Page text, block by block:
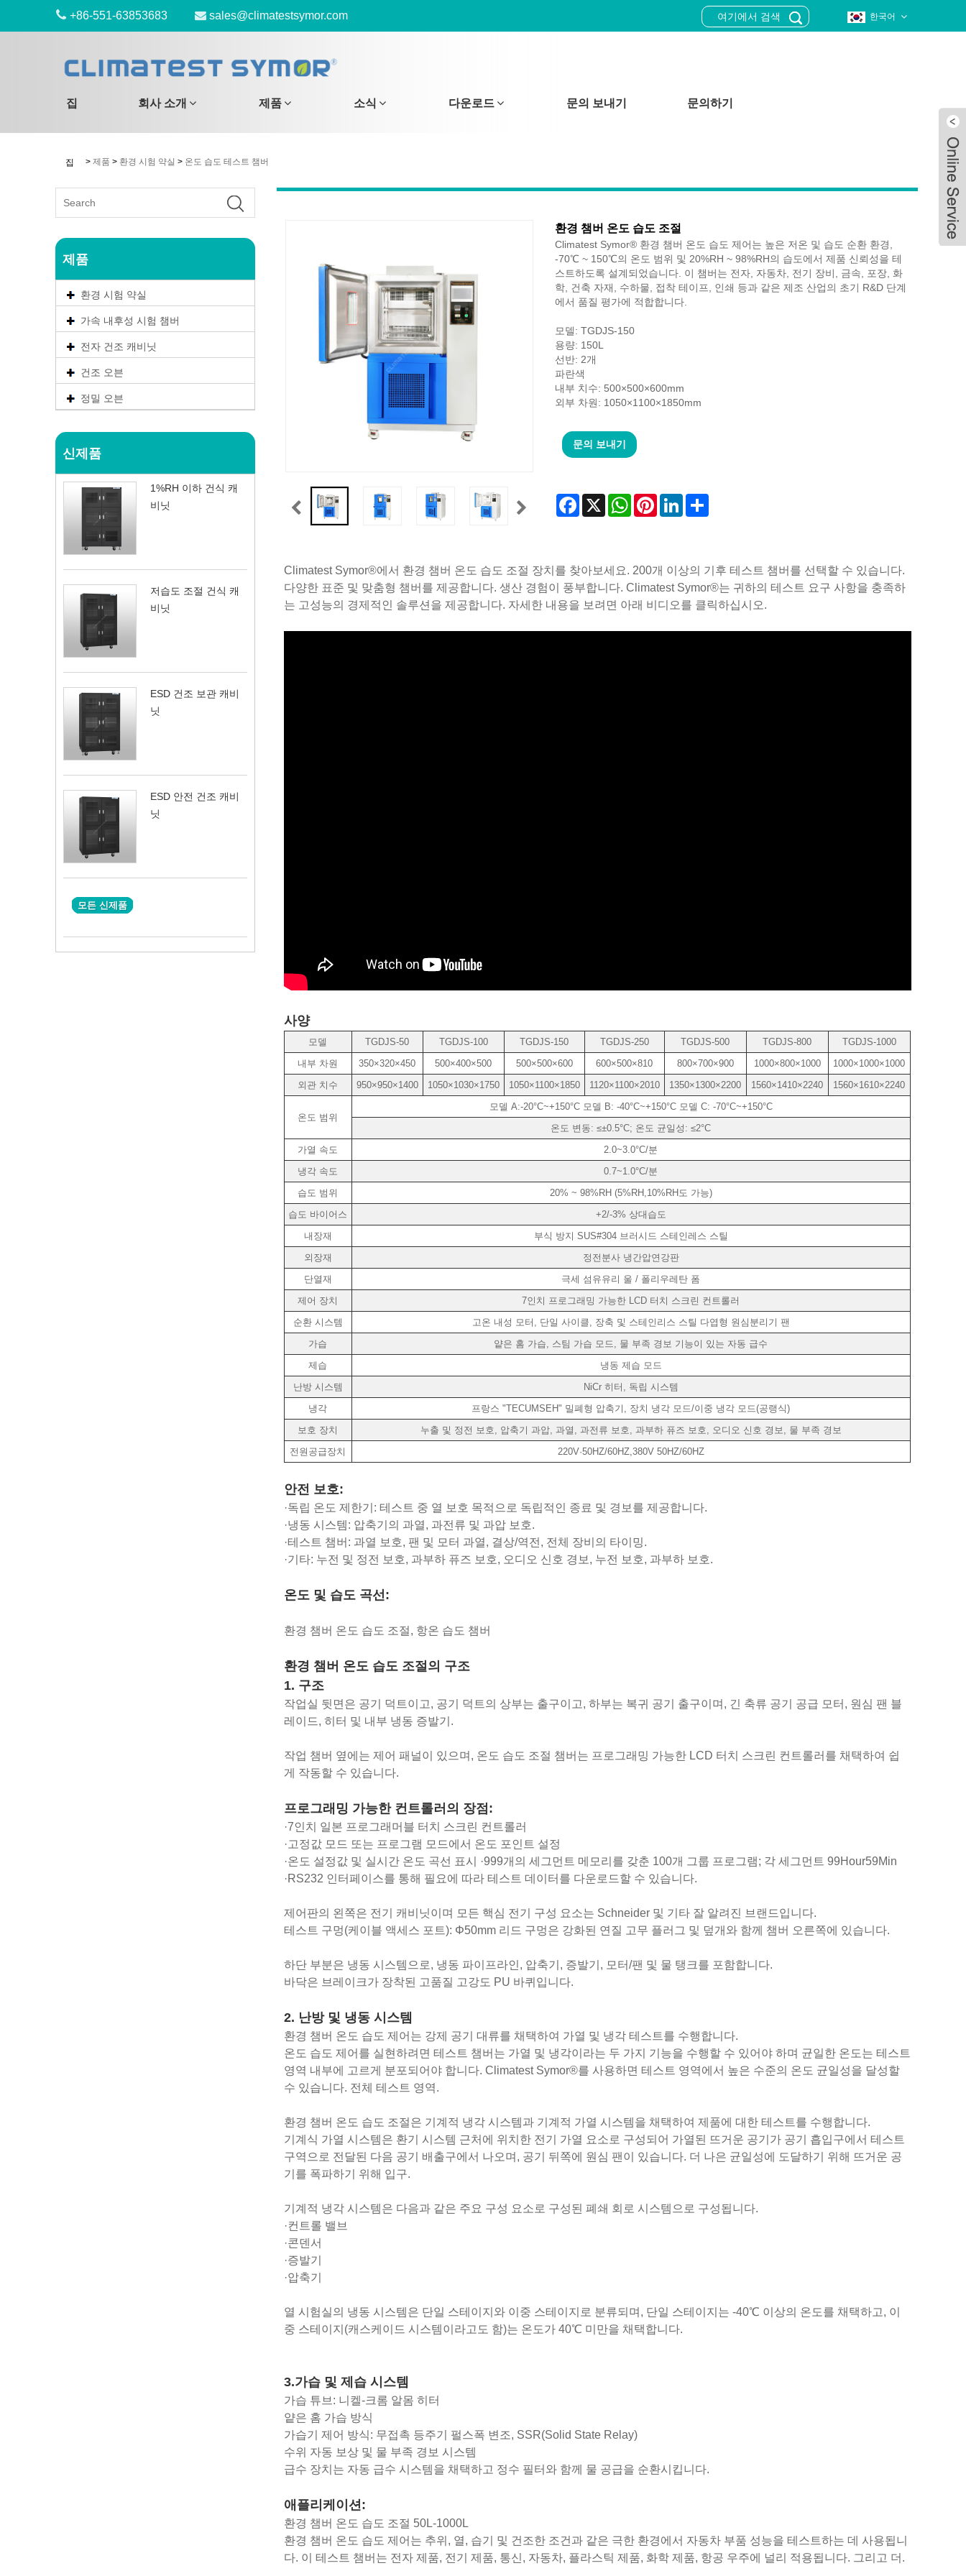
+86-551-63853683 sales@climatestsymor.com 한국어
집 회사 소개 제품 소식 다운로드 문의 보내기 문의하기
집 > 제품 > 환경 시험 약실 > 온도 습도 테스트 챔버
제품
환경 시험 약실
가속 내후성 시험 챔버
전자 건조 캐비닛
건조 오븐
정밀 오븐
신제품
1%RH 이하 건식 캐
비닛
저습도 조절 건식 캐
비닛
ESD 건조 보관 캐비
닛
ESD 안전 건조 캐비
닛
모든 신제품
환경 챔버 온도 습도 조절
Climatest Symor® 환경 챔버 온도 습도 제어는 높은 저온 및 습도 순환 환경,
-70℃ ~ 150℃의 온도 범위 및 20%RH ~ 98%RH의 습도에서 제품 신뢰성을 테
스트하도록 설계되었습니다. 이 챔버는 전자, 자동차, 전기 장비, 금속, 포장, 화
학, 건축 자재, 수하물, 접착 테이프, 인쇄 등과 같은 제조 산업의 초기 R&D 단계
에서 품질 평가에 적합합니다.
모델: TGDJS-150
용량: 150L
선반: 2개
파란색
내부 치수: 500×500×600mm
외부 차원: 1050×1100×1850mm
문의 보내기
Facebook
X WhatsAppPinterestLinkedInShare
Climatest Symor®에서 환경 챔버 온도 습도 조절 장치를 찾아보세요. 200개 이상의 기후 테스트 챔버를 선택할 수 있습니다.
다양한 표준 및 맞춤형 챔버를 제공합니다. 생산 경험이 풍부합니다. Climatest Symor®는 귀하의 테스트 요구 사항을 충족하
는 고성능의 경제적인 솔루션을 제공합니다. 자세한 내용을 보려면 아래 비디오를 클릭하십시오.
사양
모델 TGDJS-50 TGDJS-100 TGDJS-150 TGDJS-250 TGDJS-500 TGDJS-800
TGDJS-1000
내부 차원
350×320×450 500×400×500 500×500×600 600×500×810 800×700×900 1000×800×1000
1000×1000×1000
외관 치수
950×950×1400 1050×1030×1750 1050×1100×1850 1120×1100×2010 1350×1300×2200 1560×1410×2240 1560×1610×2240
온도 범위
모델 A:-20°C~+150°C 모델 B: -40°C~+150°C 모델 C: -70°C~+150°C
온도 변동: ≤±0.5°C; 온도 균일성: ≤2°C
가열 속도
2.0~3.0°C/분
냉각 속도
0.7~1.0°C/분
습도 범위
20% ~ 98%RH (5%RH,10%RH도 가능)
습도 바이어스
+2/-3% 상대습도
내장재
부식 방지 SUS#304 브러시드 스테인레스 스틸
외장재
정전분사 냉간압연강판
단열재
극세 섬유유리 울 / 폴리우레탄 폼
제어 장치
7인치 프로그래밍 가능한 LCD 터치 스크린 컨트롤러
순환 시스템
고온 내성 모터, 단일 사이클, 장축 및 스테인리스 스틸 다엽형 원심분리기 팬
가습
얕은 홈 가습, 스팀 가습 모드, 물 부족 경보 기능이 있는 자동 급수
제습
냉동 제습 모드
난방 시스템
NiCr 히터, 독립 시스템
냉각
프랑스 "TECUMSEH" 밀폐형 압축기, 장치 냉각 모드/이중 냉각 모드(공랭식)
보호 장치
누출 및 정전 보호, 압축기 과압, 과열, 과전류 보호, 과부하 퓨즈 보호, 오디오 신호 경보, 물 부족 경보
전원공급장치
220V·50HZ/60HZ,380V 50HZ/60HZ
안전 보호:
·독립 온도 제한기: 테스트 중 열 보호 목적으로 독립적인 종료 및 경보를 제공합니다.
·냉동 시스템: 압축기의 과열, 과전류 및 과압 보호.
·테스트 챔버: 과열 보호, 팬 및 모터 과열, 결상/역전, 전체 장비의 타이밍.
·기타: 누전 및 정전 보호, 과부하 퓨즈 보호, 오디오 신호 경보, 누전 보호, 과부하 보호.
온도 및 습도 곡선:
환경 챔버 온도 습도 조절, 항온 습도 챔버
환경 챔버 온도 습도 조절의 구조
1. 구조
작업실 뒷면은 공기 덕트이고, 공기 덕트의 상부는 출구이고, 하부는 복귀 공기 출구이며, 긴 축류 공기 공급 모터, 원심 팬 블
레이드, 히터 및 내부 냉동 증발기.
작업 챔버 옆에는 제어 패널이 있으며, 온도 습도 조절 챔버는 프로그래밍 가능한 LCD 터치 스크린 컨트롤러를 채택하여 쉽
게 작동할 수 있습니다.
프로그래밍 가능한 컨트롤러의 장점:
·7인치 일본 프로그래머블 터치 스크린 컨트롤러
·고정값 모드 또는 프로그램 모드에서 온도 포인트 설정
·온도 설정값 및 실시간 온도 곡선 표시 ·999개의 세그먼트 메모리를 갖춘 100개 그룹 프로그램; 각 세그먼트 99Hour59Min
·RS232 인터페이스를 통해 필요에 따라 테스트 데이터를 다운로드할 수 있습니다.
제어판의 왼쪽은 전기 캐비닛이며 모든 핵심 전기 구성 요소는 Schneider 및 기타 잘 알려진 브랜드입니다.
테스트 구멍(케이블 액세스 포트): Φ50mm 리드 구멍은 강화된 연질 고무 플러그 및 덮개와 함께 챔버 오른쪽에 있습니다.
하단 부분은 냉동 시스템으로, 냉동 파이프라인, 압축기, 증발기, 모터/팬 및 물 탱크를 포함합니다.
바닥은 브레이크가 장착된 고품질 고강도 PU 바퀴입니다.
2. 난방 및 냉동 시스템
환경 챔버 온도 습도 제어는 강제 공기 대류를 채택하여 가열 및 냉각 테스트를 수행합니다.
온도 습도 제어를 실현하려면 테스트 챔버는 가열 및 냉각이라는 두 가지 기능을 수행할 수 있어야 하며 균일한 온도는 테스트
영역 내부에 고르게 분포되어야 합니다. Climatest Symor®를 사용하면 테스트 영역에서 높은 수준의 온도 균일성을 달성할
수 있습니다. 전체 테스트 영역.
환경 챔버 온도 습도 조절은 기계적 냉각 시스템과 기계적 가열 시스템을 채택하여 제품에 대한 테스트를 수행합니다.
기계식 가열 시스템은 환기 시스템 근처에 위치한 전기 가열 요소로 구성되어 가열된 뜨거운 공기가 공기 흡입구에서 테스트
구역으로 전달된 다음 공기 배출구에서 나오며, 공기 뒤쪽에 원심 팬이 있습니다. 더 나은 균일성에 도달하기 위해 뜨거운 공
기를 폭파하기 위해 입구.
기계적 냉각 시스템은 다음과 같은 주요 구성 요소로 구성된 폐쇄 회로 시스템으로 구성됩니다.
·컨트롤 밸브
·콘덴서
·증발기
·압축기
열 시험실의 냉동 시스템은 단일 스테이지와 이중 스테이지로 분류되며, 단일 스테이지는 -40℃ 이상의 온도를 채택하고, 이
중 스테이지(캐스케이드 시스템이라고도 함)는 온도가 40℃ 미만을 채택합니다.
3.가습 및 제습 시스템
가습 튜브: 니켈-크롬 알몸 히터
얕은 홈 가습 방식
가습기 제어 방식: 무접촉 등주기 펄스폭 변조, SSR(Solid State Relay)
수위 자동 보상 및 물 부족 경보 시스템
급수 장치는 자동 급수 시스템을 채택하고 정수 필터와 함께 물 공급을 순환시킵니다.
애플리케이션:
환경 챔버 온도 습도 조절 50L-1000L
환경 챔버 온도 습도 제어는 추위, 열, 습기 및 건조한 조건과 같은 극한 환경에서 자동차 부품 성능을 테스트하는 데 사용됩니
다. 이 테스트 챔버는 전자 제품, 전기 제품, 통신, 자동차, 플라스틱 제품, 화학 제품, 항공 우주에 널리 적용됩니다. 그리고 더.